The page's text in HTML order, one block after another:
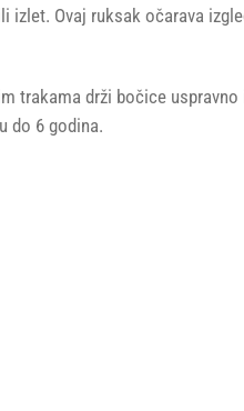
izlet. Ovaj ruksak očarava
trakama drži bočice
do 6 godina.